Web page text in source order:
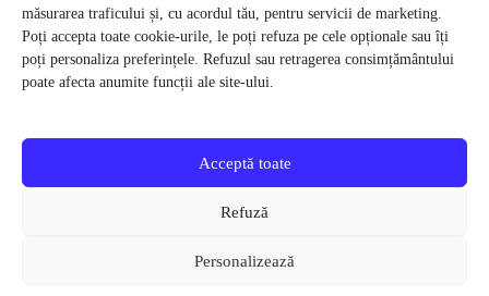
măsurarea traficului și, cu acordul tău, pentru servicii de marketing.
Poți accepta toate cookie-urile, le poți refuza pe cele opționale sau îți
poți personaliza preferințele. Refuzul sau retragerea consimțământului
poate afecta anumite funcții ale site-ului.
Acceptă toate
Refuză
Personalizează
Cariere
Politica de Confidentialitate
Politica de cookie-uri